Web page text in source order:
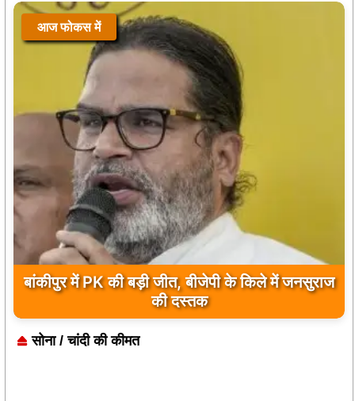
आज फोकस में
बांकीपुर में PK की बड़ी जीत, बीजेपी के किले में जनसुराज
की दस्तक
सोना / चांदी की कीमत